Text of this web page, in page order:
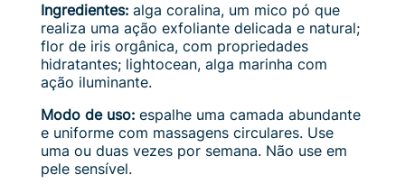
Ingredientes: alga coralina, um mico pó que
realiza uma ação exfoliante delicada e natural;
flor de iris orgânica, com propriedades
hidratantes; lightocean, alga marinha com
ação iluminante.
Modo de uso: espalhe uma camada abundante
e uniforme com massagens circulares. Use
uma ou duas vezes por semana. Não use em
pele sensível.